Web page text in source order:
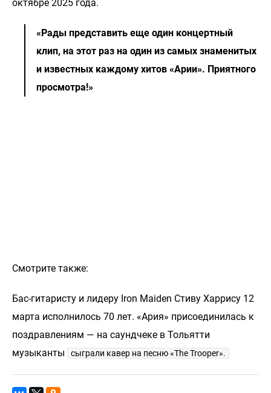
октябре 2025 года.
«Рады представить еще один концертный
клип, на этот раз на один из самых знаменитых
и известных каждому хитов «Арии». Приятного
просмотра!»
Смотрите также:
Бас-гитаристу и лидеру Iron Maiden Стиву Харрису 12
марта исполнилось 70 лет. «Ария» присоединилась к
поздравлениям — на саундчеке в Тольятти
музыканты
сыграли кавер на песню «The Trooper».